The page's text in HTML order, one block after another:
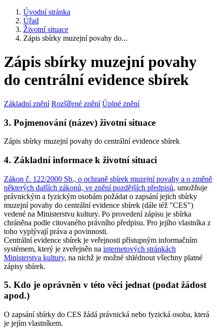
Úvodní stránka
Úřad
Životní situace
Zápis sbírky muzejní povahy do...
Zápis sbírky muzejní povahy
do centrální evidence sbírek
Základní znění Rozšířené znění Úplné znění
3. Pojmenování (název) životní situace
Zápis sbírky muzejní povahy do centrální evidence sbírek
4. Základní informace k životní situaci
Zákon č. 122/2000 Sb., o ochraně sbírek muzejní povahy a o změně
některých dalších zákonů, ve znění pozdějších předpisů, umožňuje
právnickým a fyzickým osobám požádat o zapsání jejich sbírky
muzejní povahy do centrální evidence sbírek (dále též "CES")
vedené na Ministerstvu kultury. Po provedení zápisu je sbírka
chráněna podle citovaného právního předpisu. Pro jejího vlastníka z
toho vyplývají práva a povinnosti.
Centrální evidence sbírek je veřejnosti přístupným informačním
systémem, který je zveřejněn na internetových stránkách
Ministerstva kultury, na nichž je možné shlédnout všechny platné
zápisy sbírek.
5. Kdo je oprávněn v této věci jednat (podat žádost
apod.)
O zapsání sbírky do CES žádá právnická nebo fyzická osoba, která
je jejím vlastníkem.